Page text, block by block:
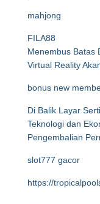
mahjong
FILA88
Menembus Batas
Virtual Reality
bonus new
Di Balik Layar
Teknologi dan
Pengembalian
slot777 gacor
https://